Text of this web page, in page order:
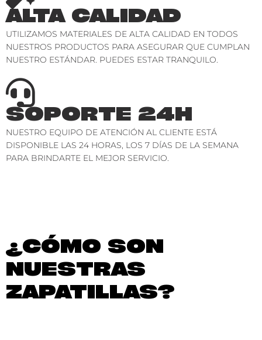
ALTA CALIDAD
UTILIZAMOS MATERIALES DE ALTA CALIDAD EN TODOS
NUESTROS PRODUCTOS PARA ASEGURAR QUE CUMPLAN
NUESTRO ESTÁNDAR. PUEDES ESTAR TRANQUILO.
SOPORTE 24H
NUESTRO EQUIPO DE ATENCIÓN AL CLIENTE ESTÁ
DISPONIBLE LAS 24 HORAS, LOS 7 DÍAS DE LA SEMANA
PARA BRINDARTE EL MEJOR SERVICIO.
¿CÓMO SON
NUESTRAS
ZAPATILLAS?